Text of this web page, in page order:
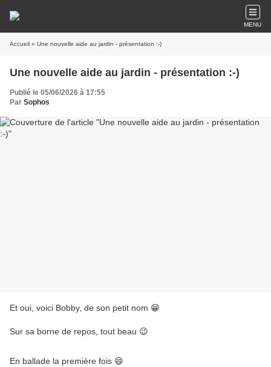
MENU
Accueil » Une nouvelle aide au jardin - présentation :-)
Une nouvelle aide au jardin - présentation :-)
Publié le 05/06/2026 à 17:55
Par Sophos
Et oui, voici Bobby, de son petit nom 😁
Sur sa borne de repos, tout beau 😉
En ballade la première fois 😄